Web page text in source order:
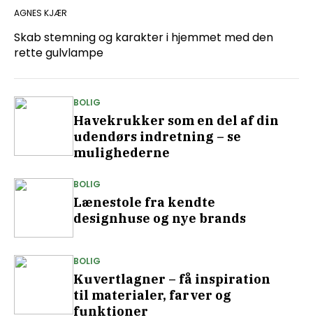
Skab stemning og karakter i hjemmet med den
rette gulvlampe
AGNES KJÆR
Havekrukker som en del af din
udendørs indretning – se
mulighederne
BOLIG
Lænestole fra kendte
designhuse og nye brands
BOLIG
Kuvertlagner – få inspiration
til materialer, farver og
funktioner
BOLIG